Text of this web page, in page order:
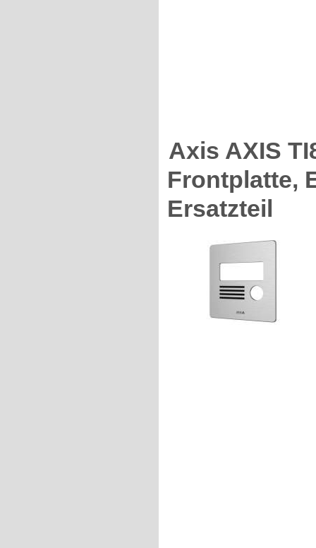
Axis AXIS
Frontplatte,
Ersatzteil